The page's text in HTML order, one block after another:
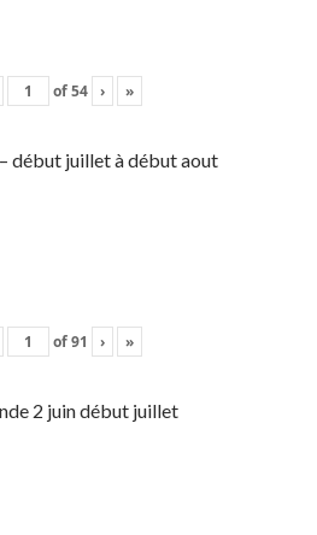
of54 › »
début juillet à début aout
of91 › »
2 juin début juillet